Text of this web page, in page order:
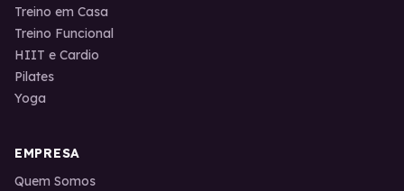
Treino em Casa
Treino Funcional
HIIT e Cardio
Pilates
Yoga
EMPRESA
Quem Somos